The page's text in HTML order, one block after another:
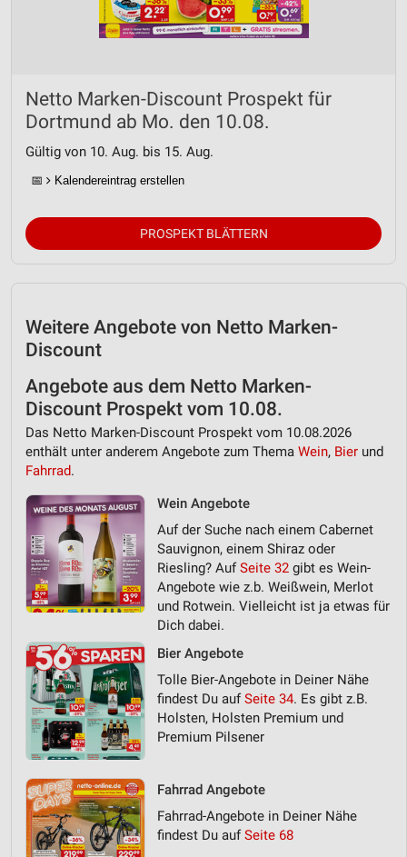
Netto Marken-Discount Prospekt für
Dortmund ab Mo. den 10.08.
Gültig von 10. Aug. bis 15. Aug.
📅 Kalendereintrag erstellen
PROSPEKT BLÄTTERN
Weitere Angebote von Netto Marken-
Discount
Angebote aus dem Netto Marken-
Discount Prospekt vom 10.08.
Das Netto Marken-Discount Prospekt vom 10.08.2026
enthält unter anderem Angebote zum Thema Wein, Bier und
Fahrrad.
Wein Angebote
Auf der Suche nach einem Cabernet
Sauvignon, einem Shiraz oder
Riesling? AufSeite 32 gibt es Wein-
Angebote wie z.b. Weißwein, Merlot
und Rotwein. Vielleicht ist ja etwas für
Dich dabei.
Bier Angebote
Tolle Bier-Angebote in Deiner Nähe
findest Du aufSeite 34. Es gibt z.B.
Holsten, Holsten Premium und
Premium Pilsener
Fahrrad Angebote
Fahrrad-Angebote in Deiner Nähe
findest Du aufSeite 68